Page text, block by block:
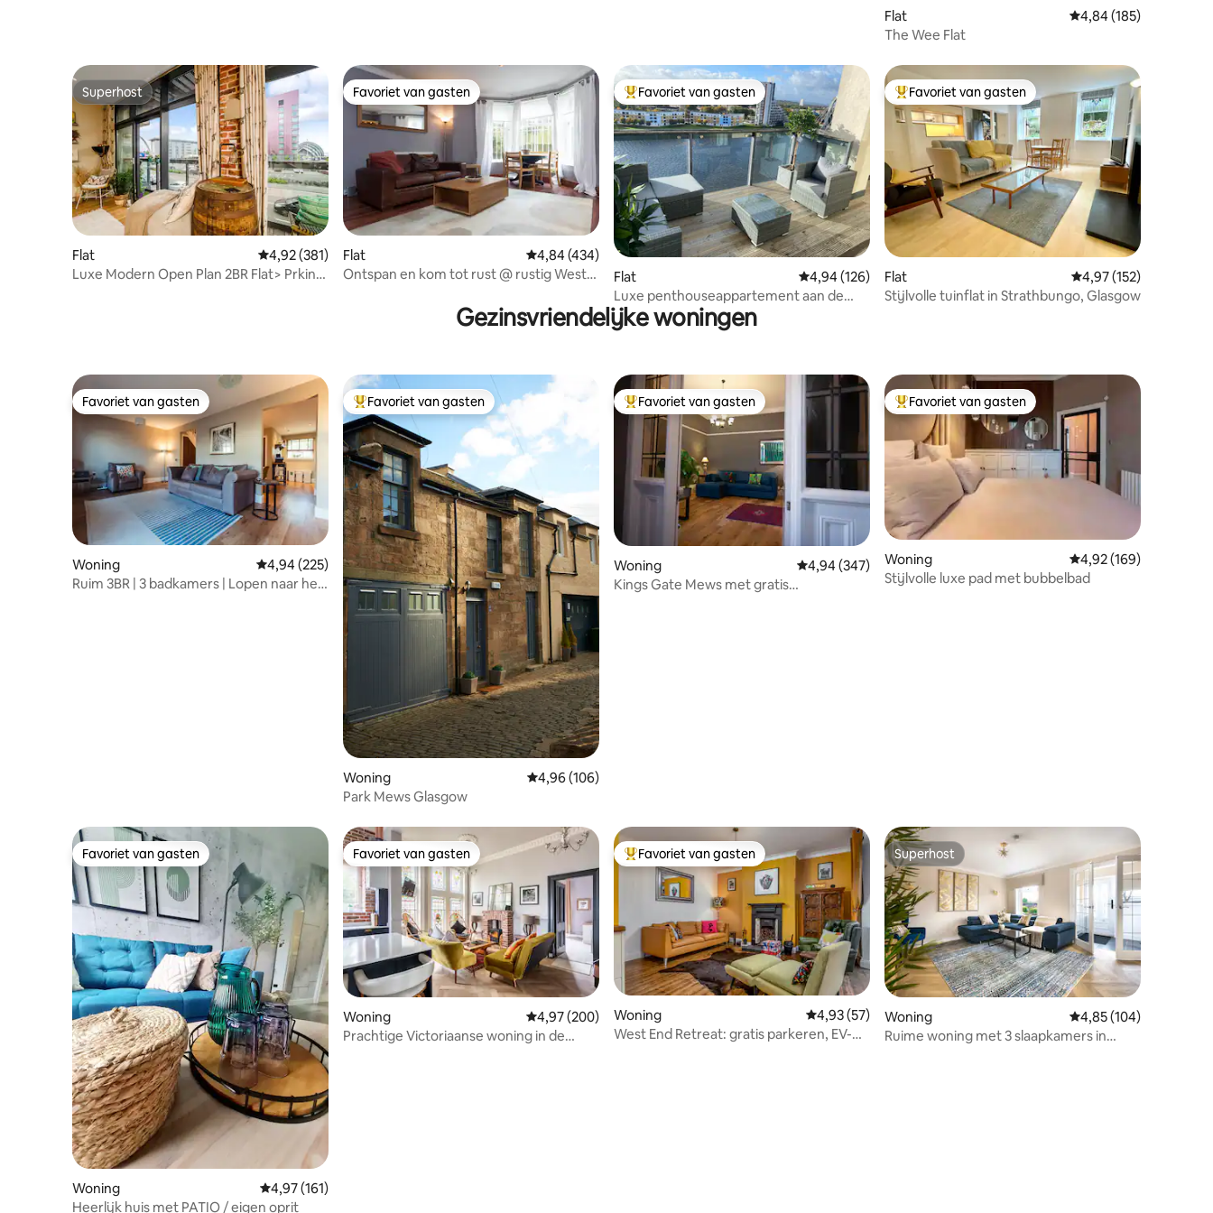
Flat Gemiddelde
4,84 (185)
The Wee Flat
Superhost
Superhost
Flat Gemiddelde beoordeling van 4,92 op 5, 381 recensies
4,92 (381)
Luxe Modern Open Plan 2BR Flat> Prking
Favoriet van gasten
Favoriet van gasten
Flat Gemiddelde beoordeling van 4,84 op 5, 434 recensies
4,84 (434)
Ontspan en kom tot rust @ rustig West
Topfavoriet van gasten
Favoriet van gasten
Flat Gemiddelde beoordeling van 4,94 op 5, 126 recensies
4,94 (126)
Luxe penthouseappartement aan de
rivier
Topfavoriet van gasten
Favoriet van gasten
Flat Gemiddelde
4,97 (152)
Stijlvolle tuinflat in Strathbungo, Glasgow
Gezinsvriendelijke woningen
Favoriet van gasten
Favoriet van gasten
Woning Gemiddelde beoordeling van 4,94 op 5, 225 recensies
4,94 (225)
Ruim 3BR | 3 badkamers | Lopen naar het
Topfavoriet van gasten
Favoriet van gasten
Woning Gemiddelde beoordeling van 4,96 op 5, 106 recensies
4,96 (106)
Park Mews Glasgow
Topfavoriet van gasten
Favoriet van gasten
Woning Gemiddelde beoordeling van 4,94 op 5, 347 recensies
4,94 (347)
Kings Gate Mews met gratis
Topfavoriet van gasten
Favoriet van gasten
Woning Gemiddelde
4,92 (169)
Stijlvolle luxe pad met bubbelbad
Favoriet van gasten
Favoriet van gasten
Woning Gemiddelde beoordeling van 4,97 op 5, 161 recensies
4,97 (161)
Heerlijk huis met PATIO / eigen oprit
Favoriet van gasten
Favoriet van gasten
Woning Gemiddelde beoordeling van 4,97 op 5, 200 recensies
4,97 (200)
Prachtige Victoriaanse woning in de
Topfavoriet van gasten
Favoriet van gasten
Woning Gemiddelde beoordeling van 4,93 op 5, 57 recensies
4,93 (57)
West End Retreat: gratis parkeren, EV-
Superhost
Superhost
Woning Gemiddelde
4,85 (104)
Ruime woning met 3 slaapkamers in